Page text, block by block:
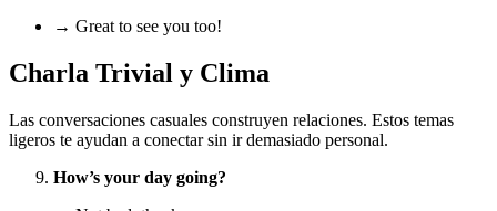
→ Great to see you too!
Charla Trivial y Clima
Las conversaciones casuales construyen relaciones. Estos temas
ligeros te ayudan a conectar sin ir demasiado personal.
How’s your day going?